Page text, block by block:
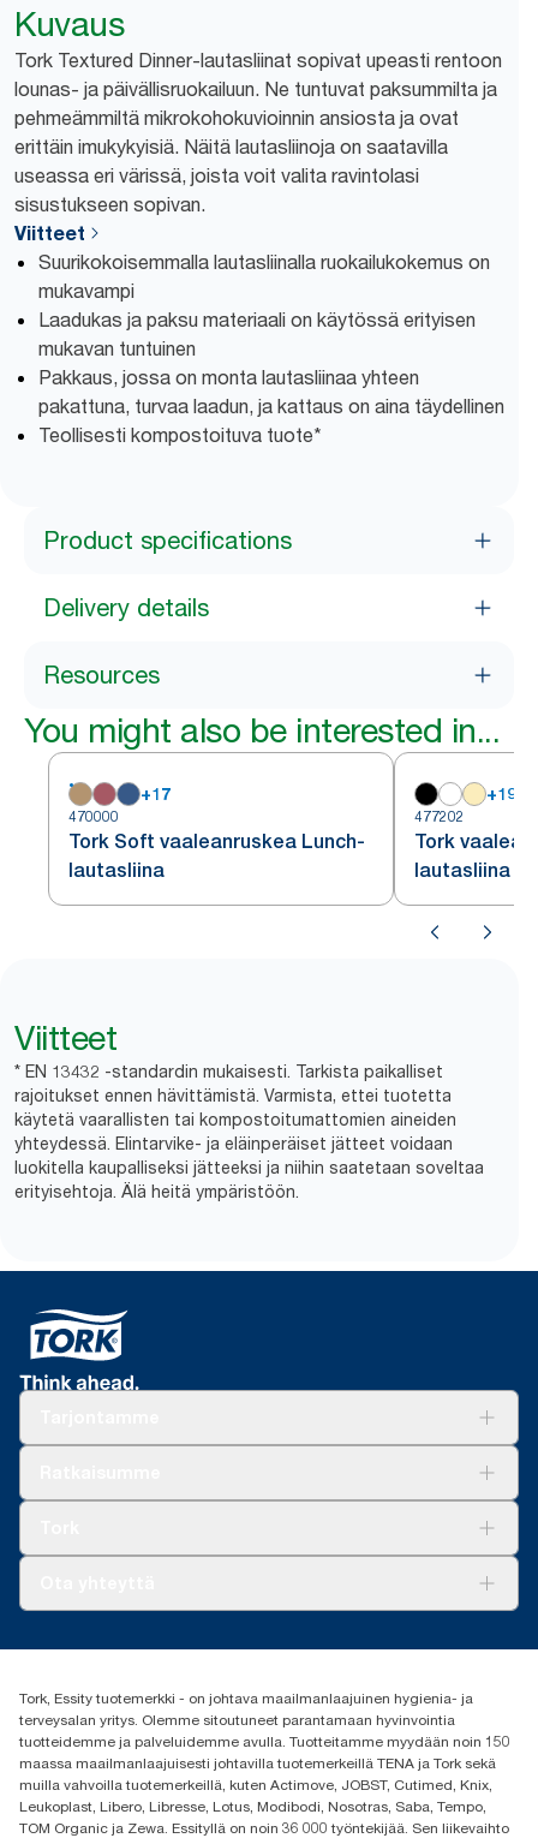
Kuvaus
Tork Textured Dinner-lautasliinat sopivat upeasti rentoon
lounas- ja päivällisruokailuun. Ne tuntuvat paksummilta ja
pehmeämmiltä mikrokohokuvioinnin ansiosta ja ovat
erittäin imukykyisiä. Näitä lautasliinoja on saatavilla
useassa eri värissä, joista voit valita ravintolasi
sisustukseen sopivan.
Viitteet
Suurikokoisemmalla lautasliinalla ruokailukokemus on
mukavampi
Laadukas ja paksu materiaali on käytössä erityisen
mukavan tuntuinen
Pakkaus, jossa on monta lautasliinaa yhteen
pakattuna, turvaa laadun, ja kattaus on aina täydellinen
Teollisesti kompostoituva tuote*
Product specifications
Delivery details
Resources
You might also be interested in...
+17
470000
Tork Soft vaaleanruskea Lunch-
lautasliina
+19
477202
Tork
lautasliina
Viitteet
* EN 13432 -standardin mukaisesti. Tarkista paikalliset
rajoitukset ennen hävittämistä. Varmista, ettei tuotetta
käytetä vaarallisten tai kompostoitumattomien aineiden
yhteydessä. Elintarvike- ja eläinperäiset jätteet voidaan
luokitella kaupalliseksi jätteeksi ja niihin saatetaan soveltaa
erityisehtoja. Älä heitä ympäristöön.
(+358) 9 5068 8222
Oy Essity Finland Ab
Revontulenkuja 1
02100 Espoo
Tork, Essity tuotemerkki - on johtava maailmanlaajuinen hygienia- ja
terveysalan yritys. Olemme sitoutuneet parantamaan hyvinvointia
tuotteidemme ja palveluidemme avulla. Tuotteitamme myydään noin 150
maassa maailmanlaajuisesti johtavilla tuotemerkeillä TENA ja Tork sekä
muilla vahvoilla tuotemerkeillä, kuten Actimove, JOBST, Cutimed, Knix,
Leukoplast, Libero, Libresse, Lotus, Modibodi, Nosotras, Saba, Tempo,
TOM Organic ja Zewa. Essityllä on noin 36 000 työntekijää. Sen liikevaihto